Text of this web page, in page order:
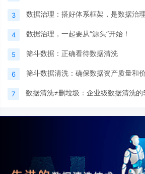
3 数据治理：搭好体系框架，是数据治
4 数据治理，一起要从“源头”开始！
5 筛斗数据：正确看待数据清洗
6 筛斗数据清洗：确保数据资产质量和
7 数据清洗≠删垃圾：企业级数据清洗